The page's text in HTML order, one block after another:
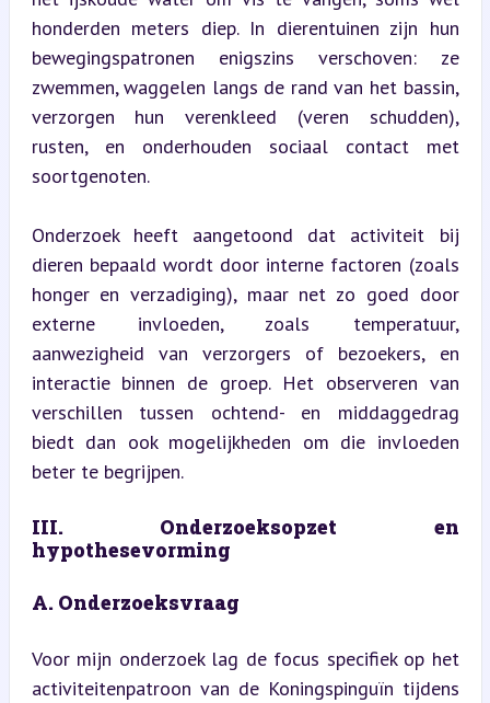
honderden meters diep. In dierentuinen zijn hun
bewegingspatronen enigszins verschoven: ze
zwemmen, waggelen langs de rand van het bassin,
verzorgen hun verenkleed (veren schudden),
rusten, en onderhouden sociaal contact met
soortgenoten.
Onderzoek heeft aangetoond dat activiteit bij
dieren bepaald wordt door interne factoren (zoals
honger en verzadiging), maar net zo goed door
externe invloeden, zoals temperatuur,
aanwezigheid van verzorgers of bezoekers, en
interactie binnen de groep. Het observeren van
verschillen tussen ochtend- en middaggedrag
biedt dan ook mogelijkheden om die invloeden
beter te begrijpen.
III. Onderzoeksopzet en
hypothesevorming
A. Onderzoeksvraag
Voor mijn onderzoek lag de focus specifiek op het
activiteitenpatroon van de Koningspinguïn tijdens